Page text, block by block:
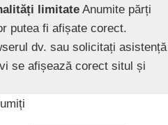
limitate Anumite părți
putea fi afișate corect.
dv. sau solicitați asistență
se afișează corect situl și